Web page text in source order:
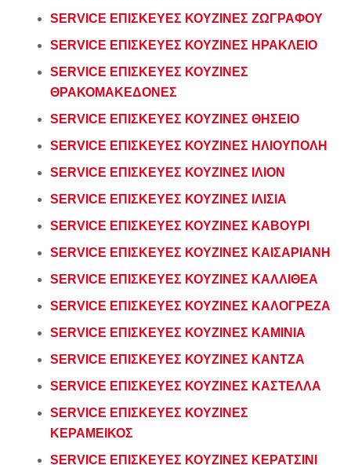
SERVICE ΕΠΙΣΚΕΥΕΣ ΚΟΥΖΙΝΕΣ ΖΩΓΡΑΦΟΥ
SERVICE ΕΠΙΣΚΕΥΕΣ ΚΟΥΖΙΝΕΣ ΗΡΑΚΛΕΙΟ
SERVICE ΕΠΙΣΚΕΥΕΣ ΚΟΥΖΙΝΕΣ
ΘΡΑΚΟΜΑΚΕΔΟΝΕΣ
SERVICE ΕΠΙΣΚΕΥΕΣ ΚΟΥΖΙΝΕΣ ΘΗΣΕΙΟ
SERVICE ΕΠΙΣΚΕΥΕΣ ΚΟΥΖΙΝΕΣ ΗΛΙΟΥΠΟΛΗ
SERVICE ΕΠΙΣΚΕΥΕΣ ΚΟΥΖΙΝΕΣ ΙΛΙΟΝ
SERVICE ΕΠΙΣΚΕΥΕΣ ΚΟΥΖΙΝΕΣ ΙΛΙΣΙΑ
SERVICE ΕΠΙΣΚΕΥΕΣ ΚΟΥΖΙΝΕΣ ΚΑΒΟΥΡΙ
SERVICE ΕΠΙΣΚΕΥΕΣ ΚΟΥΖΙΝΕΣ ΚΑΙΣΑΡΙΑΝΗ
SERVICE ΕΠΙΣΚΕΥΕΣ ΚΟΥΖΙΝΕΣ ΚΑΛΛΙΘΕΑ
SERVICE ΕΠΙΣΚΕΥΕΣ ΚΟΥΖΙΝΕΣ ΚΑΛΟΓΡΕΖΑ
SERVICE ΕΠΙΣΚΕΥΕΣ ΚΟΥΖΙΝΕΣ ΚΑΜΙΝΙΑ
SERVICE ΕΠΙΣΚΕΥΕΣ ΚΟΥΖΙΝΕΣ ΚΑΝΤΖΑ
SERVICE ΕΠΙΣΚΕΥΕΣ ΚΟΥΖΙΝΕΣ ΚΑΣΤΕΛΛΑ
SERVICE ΕΠΙΣΚΕΥΕΣ ΚΟΥΖΙΝΕΣ
ΚΕΡΑΜΕΙΚΟΣ
SERVICE ΕΠΙΣΚΕΥΕΣ ΚΟΥΖΙΝΕΣ ΚΕΡΑΤΣΙΝΙ